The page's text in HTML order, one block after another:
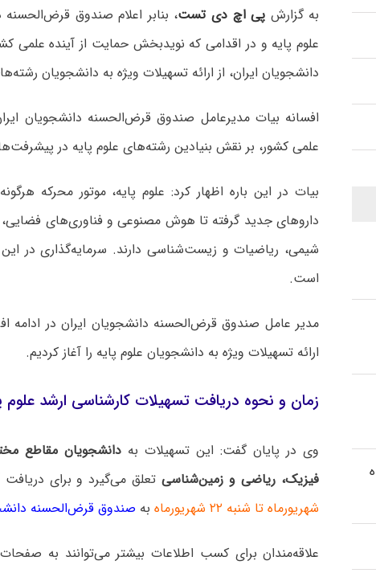
به گزارش پی اچ دی تست، بنابر اعلام صندوق قرض‌الحسنه
علوم پایه و در اقدامی که نویدبخش حمایت از آینده
دانشجویان ایران، از ارائه تسهیلات ویژه به دانشجویان
افسانه بیات مدیرعامل صندوق قرض‌الحسنه دانشجویان
علمی کشور، بر نقش بنیادین رشته‌های علوم پایه در
​بیات در این باره اظهار کرد: علوم پایه، موتور محرکه
داروهای جدید گرفته تا هوش مصنوعی و فناوری‌های
شیمی، ریاضیات و زیست‌شناسی دارند. سرمایه‌گذاری در این
است.
مدیر عامل صندوق قرض‌الحسنه دانشجویان ایران در ادامه
ارائه تسهیلات ویژه به دانشجویان علوم پایه را آغاز کردیم.
زمان و نحوه دریافت تسهیلات کارشناسی ارشد علوم پایه
​وی در پایان گفت: این تسهیلات به دانشجویان مقاطع
فیزیک، ریاضی و زمین‌شناسیتعلق می‌گیرد و برای دریافت
شهریورماه تا شنبه ۲۲ شهریورماه
به صندوق قرض‌الحسنه